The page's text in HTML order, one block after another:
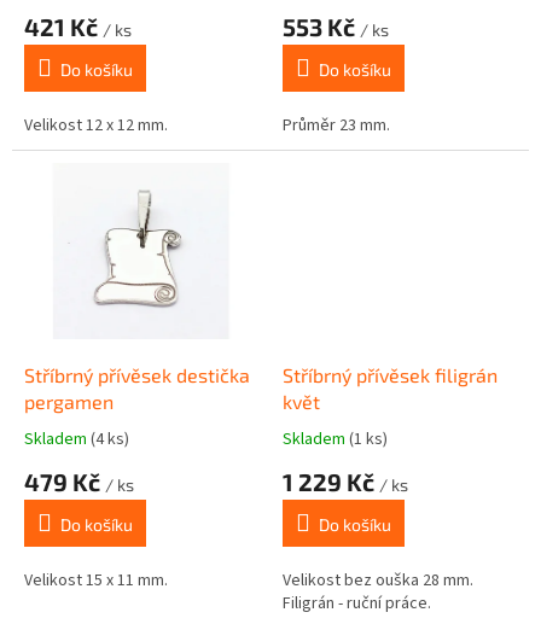
421 Kč / ks
Do košíku
Velikost 12 x 12 mm.
553 Kč / ks
Do košíku
Průměr 23 mm.
Stříbrný přívěsek destička
pergamen
Skladem (4 ks)
479 Kč / ks
Do košíku
Velikost 15 x 11 mm.
Stříbrný přívěsek filigrán
květ
Skladem (1 ks)
1 229 Kč / ks
Do košíku
Velikost bez ouška 28 mm.
Filigrán - ruční práce.